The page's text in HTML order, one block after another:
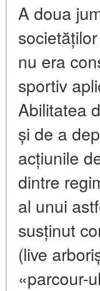
A doua
nu era
sportiv
Abilitatea
și de a
acțiunile
dintre
al unui
susținut
(live
«parcour-